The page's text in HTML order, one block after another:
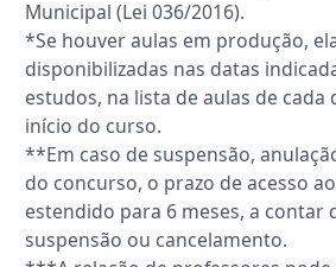
Municipal (Lei 036/2016).
*Se houver aulas em produção,
disponibilizadas nas datas
estudos, na lista de aulas de cada
início do curso.
**Em caso de suspensão,
do concurso, o prazo de acesso
estendido para 6 meses, a contar
suspensão ou cancelamento.